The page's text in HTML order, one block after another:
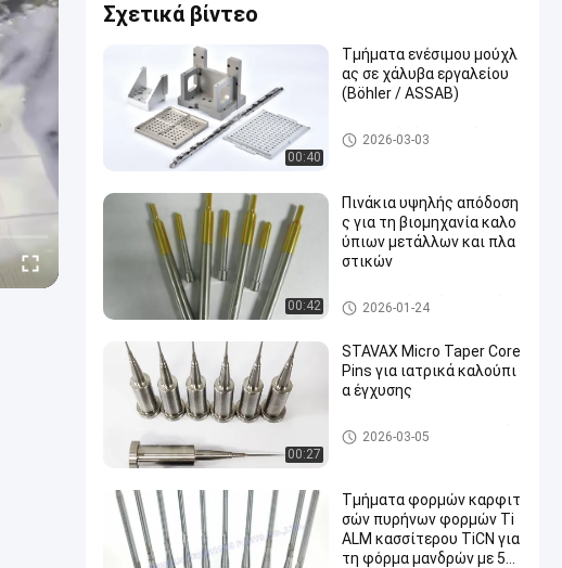
Σχετικά βίντεο
00:40
Τμήματα ενέσιμου μούχλ
ας σε χάλυβα εργαλείου
(Böhler / ASSAB)
Πλαστικά μέρη φορμών
2026-03-03
00:42
Πινάκια υψηλής απόδοση
ς για τη βιομηχανία καλο
ύπιων μετάλλων και πλα
στικών
τυποποιημένα μέρη φορμών
2026-01-24
00:27
STAVAX Micro Taper Core
Pins για ιατρικά καλούπι
α έγχυσης
Καρφίτσες πυρήνων φορμών
2026-03-05
Τμήματα φορμών καρφιτ
σών πυρήνων φορμών Ti
ALM κασσίτερου TiCN για
τη φόρμα μανδρών με 50